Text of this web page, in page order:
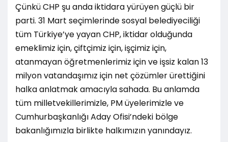
Çünkü CHP şu anda iktidara yürüyen güçlü bir
parti. 31 Mart seçimlerinde sosyal belediyeciliği
tüm Türkiye’ye yayan CHP, iktidar olduğunda
emeklimiz için, çiftçimiz için, işçimiz için,
atanmayan öğretmenlerimiz için ve işsiz kalan 13
milyon vatandaşımız için net çözümler ürettiğini
halka anlatmak amacıyla sahada. Bu anlamda
tüm milletvekillerimizle, PM üyelerimizle ve
Cumhurbaşkanlığı Aday Ofisi’ndeki bölge
bakanlığımızla birlikte halkımızın yanındayız.